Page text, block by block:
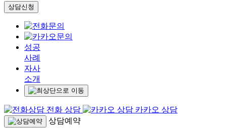
상담신청
성공
사례
자사
소개
전화 상담
카카오 상담
상담예약